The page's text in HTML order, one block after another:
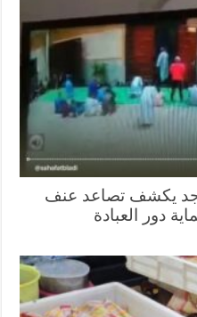
تصاعد عنف
العبادة